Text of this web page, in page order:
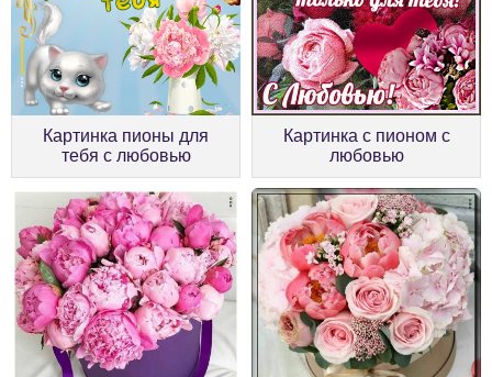
Картинка пионы для
тебя с любовью
Картинка с пионом с
любовью